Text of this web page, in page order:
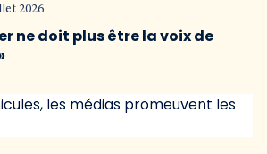
2026
ne doit plus être la voix de